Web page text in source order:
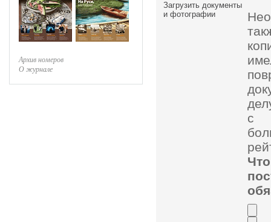
Архив номеров
О журнале
Загрузить документы
и фотографии
с